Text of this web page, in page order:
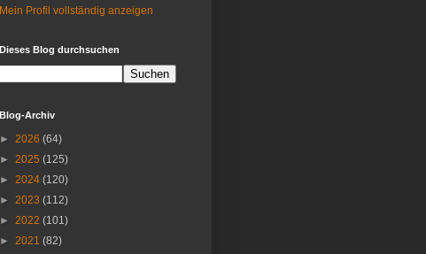
Mein Profil vollständig anzeigen
Dieses Blog durchsuchen
Blog-Archiv
► 2026 (64)
► 2025 (125)
► 2024 (120)
► 2023 (112)
► 2022 (101)
► 2021 (82)